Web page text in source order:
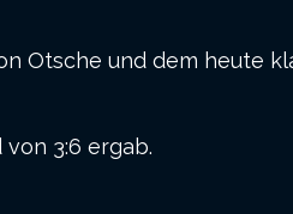
Otsche und dem heute
3:6 ergab.